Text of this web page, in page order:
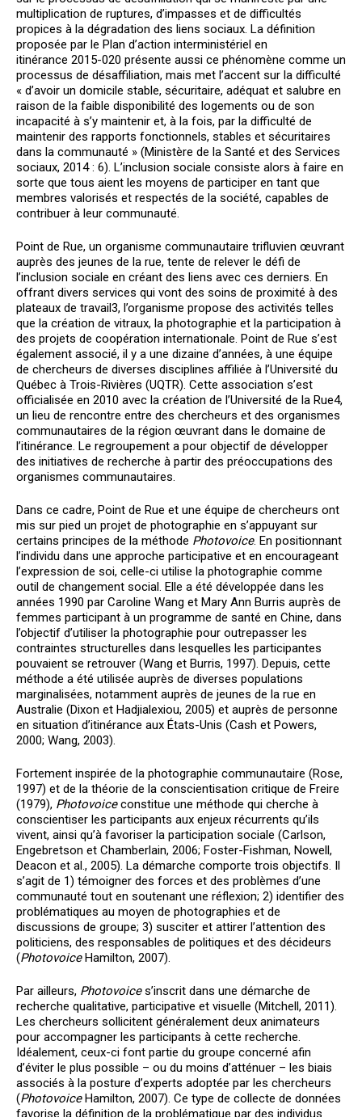
multiplication de ruptures, d’impasses et de difficultés
propices à la dégradation des liens sociaux. La définition
proposée par le Plan d’action interministériel en
itinérance 2015-020 présente aussi ce phénomène comme un
processus de désaffiliation, mais met l’accent sur la difficulté
« d’avoir un domicile stable, sécuritaire, adéquat et salubre en
raison de la faible disponibilité des logements ou de son
incapacité à s’y maintenir et, à la fois, par la difficulté de
maintenir des rapports fonctionnels, stables et sécuritaires
dans la communauté » (Ministère de la Santé et des Services
sociaux, 2014 : 6). L’inclusion sociale consiste alors à faire en
sorte que tous aient les moyens de participer en tant que
membres valorisés et respectés de la société, capables de
contribuer à leur communauté.
Point de Rue, un organisme communautaire trifluvien œuvrant
auprès des jeunes de la rue, tente de relever le défi de
l’inclusion sociale en créant des liens avec ces derniers. En
offrant divers services qui vont des soins de proximité à des
plateaux de travail3, l’organisme propose des activités telles
que la création de vitraux, la photographie et la participation à
des projets de coopération internationale. Point de Rue s’est
également associé, il y a une dizaine d’années, à une équipe
de chercheurs de diverses disciplines affiliée à l’Université du
Québec à Trois-Rivières (UQTR). Cette association s’est
officialisée en 2010 avec la création de l’Université de la Rue4,
un lieu de rencontre entre des chercheurs et des organismes
communautaires de la région œuvrant dans le domaine de
l’itinérance. Le regroupement a pour objectif de développer
des initiatives de recherche à partir des préoccupations des
organismes communautaires.
Dans ce cadre, Point de Rue et une équipe de chercheurs ont
mis sur pied un projet de photographie en s’appuyant sur
certains principes de la méthode Photovoice. En positionnant
l’individu dans une approche participative et en encourageant
l’expression de soi, celle-ci utilise la photographie comme
outil de changement social. Elle a été développée dans les
années 1990 par Caroline Wang et Mary Ann Burris auprès de
femmes participant à un programme de santé en Chine, dans
l’objectif d’utiliser la photographie pour outrepasser les
contraintes structurelles dans lesquelles les participantes
pouvaient se retrouver (Wang et Burris, 1997). Depuis, cette
méthode a été utilisée auprès de diverses populations
marginalisées, notamment auprès de jeunes de la rue en
Australie (Dixon et Hadjialexiou, 2005) et auprès de personne
en situation d’itinérance aux États-Unis (Cash et Powers,
2000; Wang, 2003).
Fortement inspirée de la photographie communautaire (Rose,
1997) et de la théorie de la conscientisation critique de Freire
(1979), Photovoiceconstitue une méthode qui cherche à
conscientiser les participants aux enjeux récurrents qu’ils
vivent, ainsi qu’à favoriser la participation sociale (Carlson,
Engebretson et Chamberlain, 2006; Foster-Fishman, Nowell,
Deacon et al., 2005). La démarche comporte trois objectifs. Il
s’agit de 1) témoigner des forces et des problèmes d’une
communauté tout en soutenant une réflexion; 2) identifier des
problématiques au moyen de photographies et de
discussions de groupe; 3) susciter et attirer l’attention des
politiciens, des responsables de politiques et des décideurs
(PhotovoiceHamilton, 2007).
Par ailleurs, Photovoices’inscrit dans une démarche de
recherche qualitative, participative et visuelle (Mitchell, 2011).
Les chercheurs sollicitent généralement deux animateurs
pour accompagner les participants à cette recherche.
Idéalement, ceux-ci font partie du groupe concerné afin
d’éviter le plus possible – ou du moins d’atténuer – les biais
associés à la posture d’experts adoptée par les chercheurs
(PhotovoiceHamilton, 2007). Ce type de collecte de données
favorise la définition de la problématique par des individus